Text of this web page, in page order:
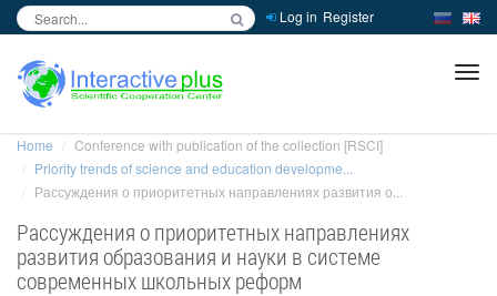
Log in Register
Home
Conference with publication of the collection [RSCI]
Priority trends of science and education developme...
Рассуждения о приоритетных направлениях развития о...
Рассуждения о приоритетных направлениях
развития образования и науки в системе
современных школьных реформ